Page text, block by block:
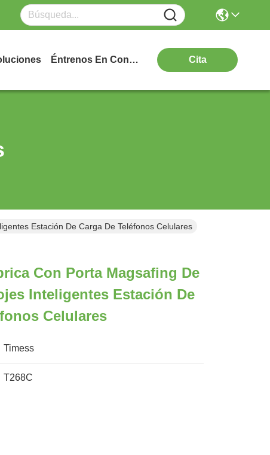
Éntrenos En Contacto Con Cita
Estación De Carga De Teléfonos Celulares
Con Porta Magsafing De
Inteligentes Estación De
Celulares
Timess
T268C